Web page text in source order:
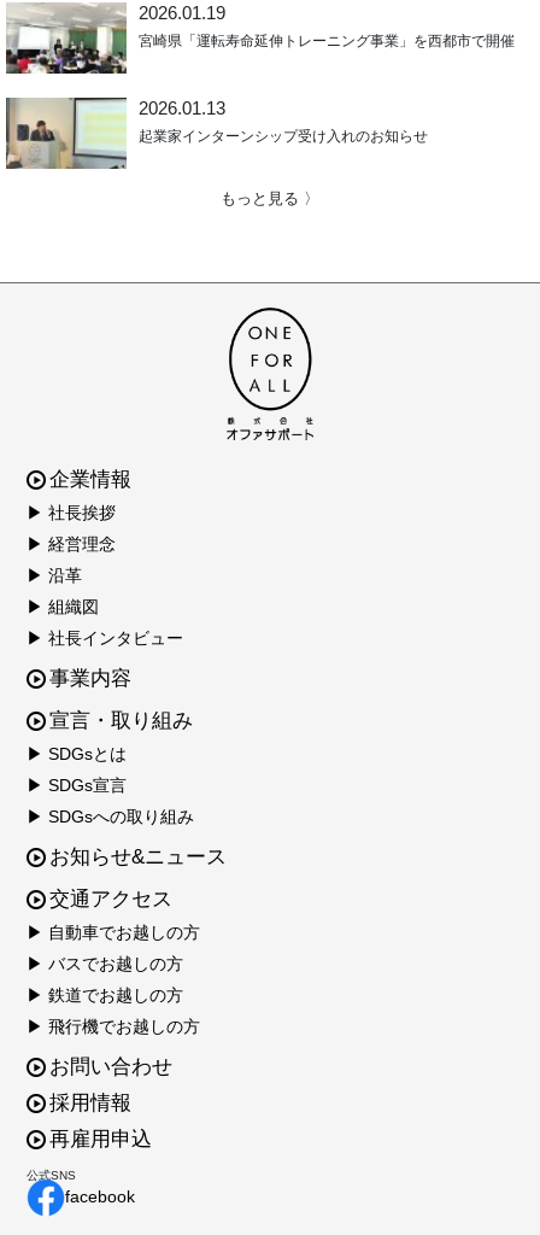
2026.01.19
宮崎県「運転寿命延伸トレーニング事業」を西都市で開催
2026.01.13
起業家インターンシップ受け入れのお知らせ
もっと見る 〉
企業情報
▶ 社長挨拶
▶ 経営理念
▶ 沿革
▶ 組織図
▶ 社長インタビュー
事業内容
宣言・取り組み
▶ SDGsとは
▶ SDGs宣言
▶ SDGsへの取り組み
お知らせ&ニュース
交通アクセス
▶ 自動車でお越しの方
▶ バスでお越しの方
▶ 鉄道でお越しの方
▶ 飛行機でお越しの方
お問い合わせ
採用情報
再雇用申込
公式SNS
facebook